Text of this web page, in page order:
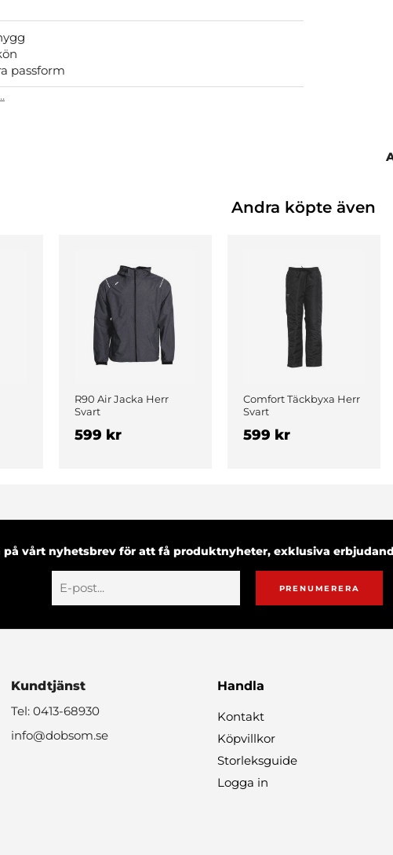
passform
Andra köpte även
R90 Air Jacka Herr
Svart
599 kr
Comfort Täckbyxa Herr
Svart
599 kr
på vårt nyhetsbrev för att få produktnyheter, exklusiva
PRENUMERERA
Kundtjänst
Tel: 0413-68930
info@dobsom.se
Handla
Kontakt
Köpvillkor
Storleksguide
Logga in